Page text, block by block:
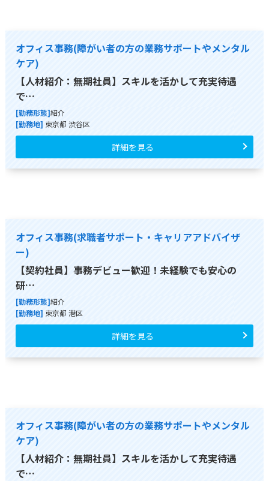
オフィス事務(障がい者の方の業務サポートやメンタル
ケア)
【人材紹介：無期社員】スキルを活かして充実待遇
で…
[勤務形態]紹介
[勤務地] 東京都 渋谷区
詳細を見る
オフィス事務(求職者サポート・キャリアアドバイザ
ー)
【契約社員】事務デビュー歓迎！未経験でも安心の
研…
[勤務形態]紹介
[勤務地] 東京都 港区
詳細を見る
オフィス事務(障がい者の方の業務サポートやメンタル
ケア)
【人材紹介：無期社員】スキルを活かして充実待遇
で…